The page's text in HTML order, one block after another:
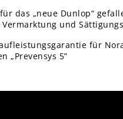
das „neue Dunlop“
Vermarktung und
für
„Prevensys 5”